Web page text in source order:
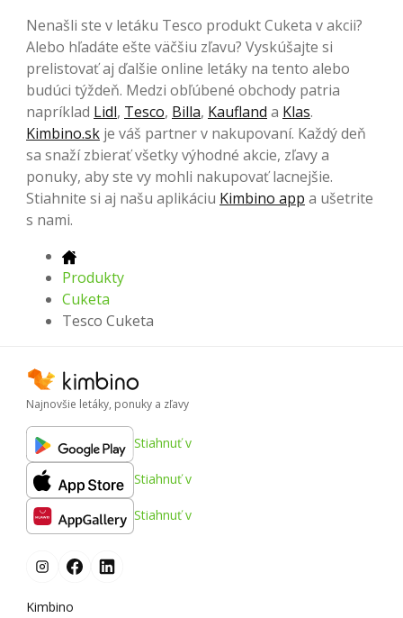
Nenašli ste v letáku Tesco produkt Cuketa v akcii?
Alebo hľadáte ešte väčšiu zľavu? Vyskúšajte si
prelistovať aj ďalšie online letáky na tento alebo
budúci týždeň. Medzi obľúbené obchody patria
napríklad Lidl, Tesco, Billa, Kaufland a Klas.
Kimbino.sk je váš partner v nakupovaní. Každý deň
sa snaží zbierať všetky výhodné akcie, zľavy a
ponuky, aby ste vy mohli nakupovať lacnejšie.
Stiahnite si aj našu aplikáciu Kimbino app a ušetrite
s nami.
Produkty
Cuketa
Tesco Cuketa
Najnovšie letáky, ponuky a zľavy
Stiahnuť v
Stiahnuť v
Stiahnuť v
Kimbino